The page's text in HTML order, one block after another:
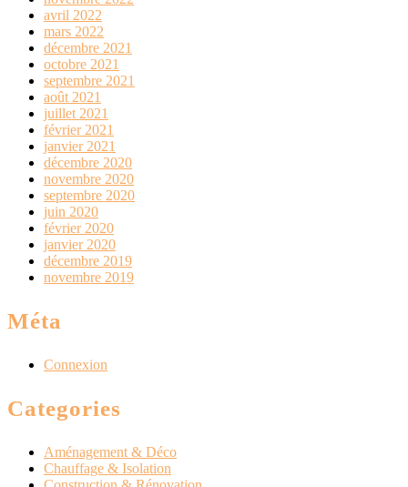
avril 2022
mars 2022
décembre 2021
octobre 2021
septembre 2021
août 2021
juillet 2021
février 2021
janvier 2021
décembre 2020
novembre 2020
septembre 2020
juin 2020
février 2020
janvier 2020
décembre 2019
novembre 2019
Méta
Connexion
Categories
Aménagement & Déco
Chauffage & Isolation